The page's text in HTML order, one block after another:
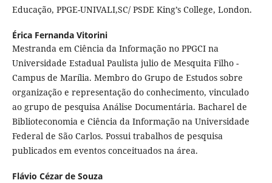
Educação, PPGE-UNIVALI,SC/ PSDE King’s College, London.
Érica Fernanda Vitorini
Mestranda em Ciência da Informação no PPGCI na
Universidade Estadual Paulista julio de Mesquita Filho -
Campus de Marília. Membro do Grupo de Estudos sobre
organização e representação do conhecimento, vinculado
ao grupo de pesquisa Análise Documentária. Bacharel de
Biblioteconomia e Ciência da Informação na Universidade
Federal de São Carlos. Possui trabalhos de pesquisa
publicados em eventos conceituados na área.
Flávio Cézar de Souza